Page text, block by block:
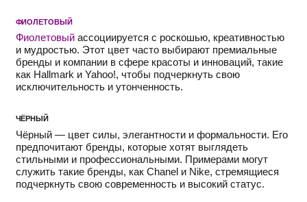
ФИОЛЕТОВЫЙ
Фиолетовыйассоциируется с роскошью, креативностью
и мудростью. Этот цвет часто выбирают премиальные
бренды и компании в сфере красоты и инноваций, такие
как Hallmark и Yahoo!, чтобы подчеркнуть свою
исключительность и утонченность.
ЧЁРНЫЙ
Чёрный — цвет силы, элегантности и формальности. Его
предпочитают бренды, которые хотят выглядеть
стильными и профессиональными. Примерами могут
служить такие бренды, как Chanel и Nike, стремящиеся
подчеркнуть свою современность и высокий статус.